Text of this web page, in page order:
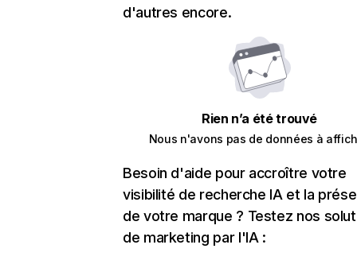
d'autres encore.
Rien n’a été trouvé
Nous n'avons pas de données à
Besoin d'aide pour accroître votre
visibilité de recherche IA et la
de votre marque ? Testez nos
de marketing par l'IA :